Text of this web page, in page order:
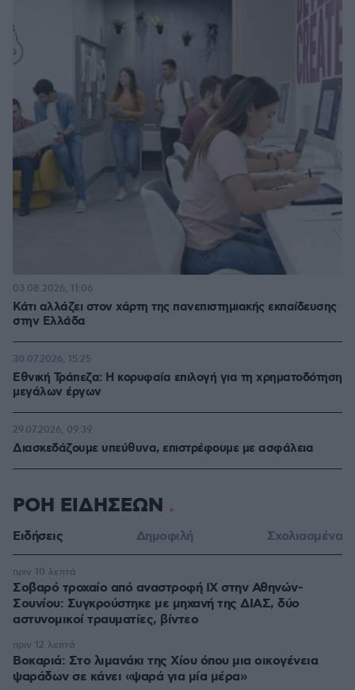
Κάτι αλλάζει στον χάρτη της πανεπιστημιακής εκπαίδευσης
στην Ελλάδα
03.08.2026, 11:06
Εθνική Τράπεζα: Η κορυφαία επιλογή για τη χρηματοδότηση
μεγάλων έργων
30.07.2026, 15:25
Διασκεδάζουμε υπεύθυνα, επιστρέφουμε με ασφάλεια
29.07.2026, 09:39
ΡΟΗ ΕΙΔΗΣΕΩΝ
Ειδήσεις Δημοφιλή Σχολιασμένα
Σοβαρό τροχαίο από αναστροφή ΙΧ στην Αθηνών-
Σουνίου: Συγκρούστηκε με μηχανή της ΔΙΑΣ, δύο
αστυνομικοί τραυματίες, βίντεο
πριν 10 λεπτά
Βοκαριά: Στο λιμανάκι της Χίου όπου μια οικογένεια
ψαράδων σε κάνει «ψαρά για μία μέρα»
πριν 12 λεπτά